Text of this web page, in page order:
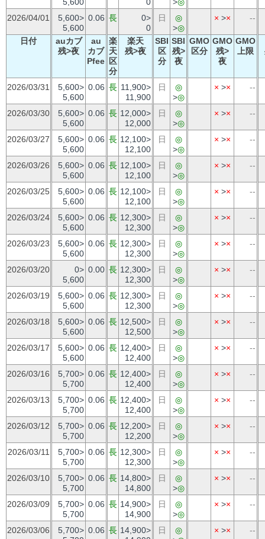
2026/04/01
5,600>
5,600
0.06 長
0>
0
日
◎
>◎
× >× --
日付
auカブ
残>夜
au
カブ
Pfee
楽
天
区
分
楽天
残>夜
SBI
区
分
SBI
残>
夜
GMO
区分
GMO
残>
夜
GMO
上限
2026/03/31
5,600>
5,600
0.06 長 11,900>
11,900
日
◎
>◎
× >× --
2026/03/30
5,600>
5,600
0.06 長 12,000>
12,000
日
◎
>◎
× >× --
2026/03/27
5,600>
5,600
0.06 長 12,100>
12,100
日
◎
>◎
× >× --
2026/03/26
5,600>
5,600
0.06 長 12,100>
12,100
日
◎
>◎
× >× --
2026/03/25
5,600>
5,600
0.06 長 12,100>
12,100
日
◎
>◎
× >× --
2026/03/24
5,600>
5,600
0.06 長 12,300>
12,300
日
◎
>◎
× >× --
2026/03/23
5,600>
5,600
0.06 長 12,300>
12,300
日
◎
>◎
× >× --
2026/03/20
0>
5,600
0.00 長 12,300>
12,300
日
◎
>◎
× >× --
2026/03/19
5,600>
5,600
0.06 長 12,300>
12,300
日
◎
>◎
× >× --
2026/03/18
5,600>
5,600
0.06 長 12,500>
12,500
日
◎
>◎
× >× --
2026/03/17
5,600>
5,600
0.06 長 12,400>
12,400
日
◎
>◎
× >× --
2026/03/16
5,700>
5,700
0.06 長 12,400>
12,400
日
◎
>◎
× >× --
2026/03/13
5,700>
5,700
0.06 長 12,400>
12,400
日
◎
>◎
× >× --
2026/03/12
5,700>
5,700
0.06 長 12,200>
12,200
日
◎
>◎
× >× --
2026/03/11
5,700>
5,700
0.06 長 12,300>
12,300
日
◎
>◎
× >× --
2026/03/10
5,700>
5,700
0.06 長 14,800>
14,800
日
◎
>◎
× >× --
2026/03/09
5,700>
5,700
0.06 長 14,900>
14,900
日
◎
>◎
× >× --
2026/03/06
5,700> 0.06 長 14,900>
日
◎
× >× --